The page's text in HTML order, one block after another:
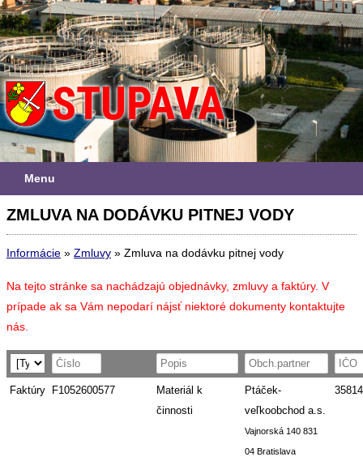
Menu
ZMLUVA NA DODÁVKU PITNEJ VODY
Informácie » Zmluvy » Zmluva na dodávku pitnej vody
Na tejto stránke sa nachádzajú objednávky, zmluvy a faktúry. V
prípade ak sa Vám nepodarí nájsť niektoré dokumenty kontaktujte
nás.
Faktúry F1052600577
Materiál k
činnosti
Ptáček-
veľkoobchod a.s.
Vajnorská 140 831
04 Bratislava